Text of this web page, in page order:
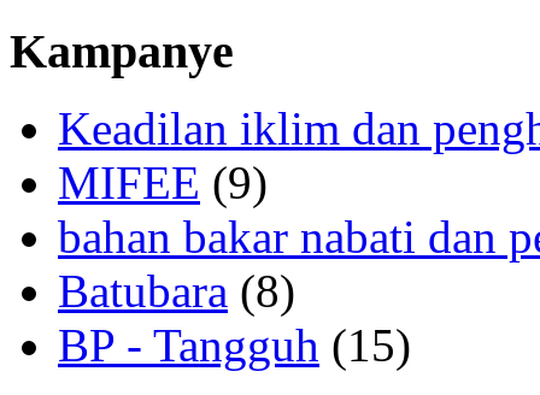
Kampanye
Keadilan iklim dan
MIFEE (9)
bahan bakar nabati dan
Batubara (8)
BP - Tangguh (15)